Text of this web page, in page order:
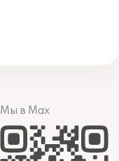
Мы в Max